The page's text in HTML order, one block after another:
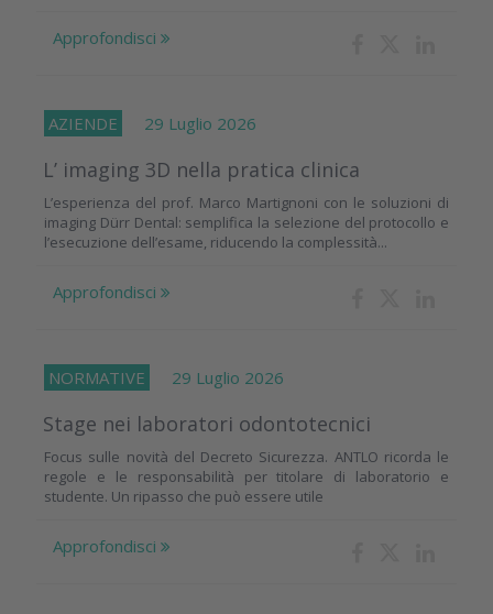
Approfondisci
AZIENDE 29 Luglio 2026
L’ imaging 3D nella pratica clinica
L’esperienza del prof. Marco Martignoni con le soluzioni di
imaging Dürr Dental: semplifica la selezione del protocollo e
l’esecuzione dell’esame, riducendo la complessità...
Approfondisci
NORMATIVE 29 Luglio 2026
Stage nei laboratori odontotecnici
Focus sulle novità del Decreto Sicurezza. ANTLO ricorda le
regole e le responsabilità per titolare di laboratorio e
studente. Un ripasso che può essere utile
Approfondisci